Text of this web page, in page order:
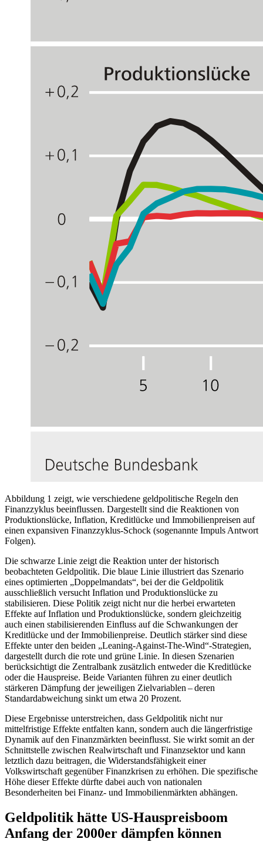
Abbildung 1 zeigt, wie verschiedene geldpolitische Regeln den
Finanzzyklus beeinflussen. Dargestellt sind die Reaktionen von
Produktionslücke, Inflation, Kreditlücke und Immobilienpreisen auf
einen expansiven Finanzzyklus-Schock (sogenannte Impuls Antwort
Folgen).
Die schwarze Linie zeigt die Reaktion unter der historisch
beobachteten Geldpolitik. Die blaue Linie illustriert das Szenario
eines optimierten „Doppelmandats“, bei der die Geldpolitik
ausschließlich versucht Inflation und Produktionslücke zu
stabilisieren. Diese Politik zeigt nicht nur die herbei erwarteten
Effekte auf Inflation und Produktionslücke, sondern gleichzeitig
auch einen stabilisierenden Einfluss auf die Schwankungen der
Kreditlücke und der Immobilienpreise. Deutlich stärker sind diese
Effekte unter den beiden „Leaning-Against-The-Wind“-Strategien,
dargestellt durch die rote und grüne Linie. In diesen Szenarien
berücksichtigt die Zentralbank zusätzlich entweder die Kreditlücke
oder die Hauspreise. Beide Varianten führen zu einer deutlich
stärkeren Dämpfung der jeweiligen Zielvariablen – deren
Standardabweichung sinkt um etwa 20 Prozent.
Diese Ergebnisse unterstreichen, dass Geldpolitik nicht nur
mittelfristige Effekte entfalten kann, sondern auch die längerfristige
Dynamik auf den Finanzmärkten beeinflusst. Sie wirkt somit an der
Schnittstelle zwischen Realwirtschaft und Finanzsektor und kann
letztlich dazu beitragen, die Widerstandsfähigkeit einer
Volkswirtschaft gegenüber Finanzkrisen zu erhöhen. Die spezifische
Höhe dieser Effekte dürfte dabei auch von nationalen
Besonderheiten bei Finanz- und Immobilienmärkten abhängen.
Geldpolitik hätte US-Hauspreisboom
Anfang der 2000er dämpfen können